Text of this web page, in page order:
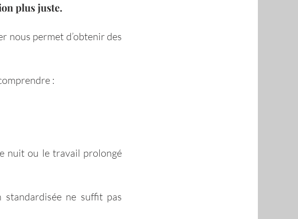
plus juste.
nous permet d’obtenir des
:
nuit ou le travail prolongé
standardisée ne suffit pas